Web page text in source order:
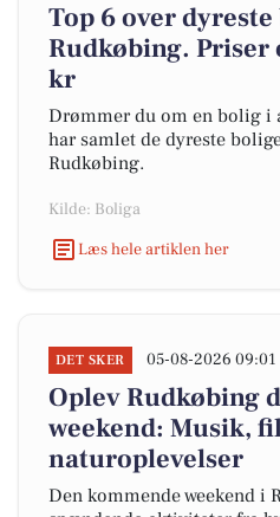
Top 6 over
Rudkøbing. Priser
kr
Drømmer du om en bolig i
har samlet de dyreste
Rudkøbing.
Kilde: Boliga
Læs hele artiklen her
DET SKER 05-08-2026 09:01
Oplev Rudkøbing
weekend: Musik,
naturoplevelser
Den kommende weekend i